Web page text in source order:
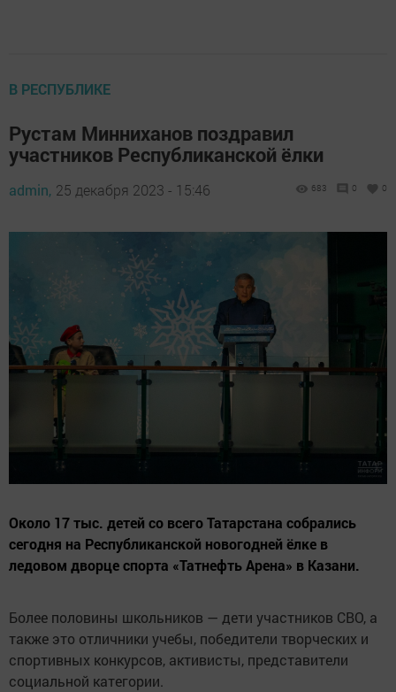
В РЕСПУБЛИКЕ
Рустам Минниханов поздравил
участников Республиканской ёлки
admin, 25 декабря 2023 - 15:46 683 0 0
Около 17 тыс. детей со всего Татарстана собрались
сегодня на Республиканской новогодней ёлке в
ледовом дворце спорта «Татнефть Арена» в Казани.
Более половины школьников — дети участников СВО, а
также это отличники учебы, победители творческих и
спортивных конкурсов, активисты, представители
социальной категории.